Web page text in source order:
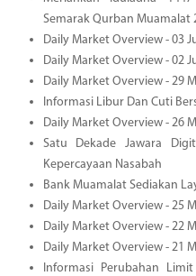
Semarak Qurban Muamalat
Daily Market Overview - 03
Daily Market Overview - 02
Daily Market Overview - 29
Informasi Libur Dan Cuti
Daily Market Overview - 26
Satu Dekade Jawara
Kepercayaan Nasabah
Bank Muamalat Sediakan
Daily Market Overview - 25
Daily Market Overview - 22
Daily Market Overview - 21
Informasi Perubahan